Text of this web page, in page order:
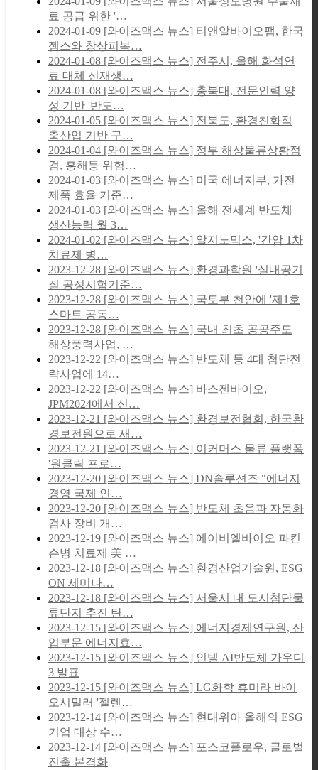
료 공급 위한 '…
2024-01-09 [와이즈맥스 뉴스] 티앤알바이오팹, 한국
젬스와 창상피복…
2024-01-08 [와이즈맥스 뉴스] 전주시, 올해 화석연
료 대체 신재생…
2024-01-08 [와이즈맥스 뉴스] 충북대, 전문인력 양
성 기반 '반도…
2024-01-05 [와이즈맥스 뉴스] 전북도, 환경친화적
축산업 기반 구…
2024-01-04 [와이즈맥스 뉴스] 정부 해상물류상황점
검, 홍해등 위험…
2024-01-03 [와이즈맥스 뉴스] 미국 에너지부, 가전
제품 효율 기준…
2024-01-03 [와이즈맥스 뉴스] 올해 전세계 반도체
생산능력 월 3…
2024-01-02 [와이즈맥스 뉴스] 알지노믹스, '간암 1차
치료제 병…
2023-12-28 [와이즈맥스 뉴스] 환경과학원 '실내공기
질 공정시험기준…
2023-12-28 [와이즈맥스 뉴스] 국토부 천안에 '제1호
스마트 공동…
2023-12-28 [와이즈맥스 뉴스] 국내 최초 공공주도
해상풍력사업, …
2023-12-22 [와이즈맥스 뉴스] 반도체 등 4대 첨단전
략사업에 14…
2023-12-22 [와이즈맥스 뉴스] 바스젠바이오,
JPM2024에서 신…
2023-12-21 [와이즈맥스 뉴스] 환경보전협회, 한국환
경보전원으로 새…
2023-12-21 [와이즈맥스 뉴스] 이커머스 물류 플랫폼
'원클릭 프로…
2023-12-20 [와이즈맥스 뉴스] DN솔루션즈 "에너지
경영 국제 인…
2023-12-20 [와이즈맥스 뉴스] 반도체 초음파 자동화
검사 장비 개…
2023-12-19 [와이즈맥스 뉴스] 에이비엘바이오 파킨
슨병 치료제 美 …
2023-12-18 [와이즈맥스 뉴스] 환경산업기술원, ESG
ON 세미나…
2023-12-18 [와이즈맥스 뉴스] 서울시 내 도시첨단물
류단지 추진 탄…
2023-12-15 [와이즈맥스 뉴스] 에너지경제연구원, 산
업부문 에너지효…
2023-12-15 [와이즈맥스 뉴스] 인텔 AI반도체 가우디
3 발표
2023-12-15 [와이즈맥스 뉴스] LG화학 휴미라 바이
오시밀러 '젤렌…
2023-12-14 [와이즈맥스 뉴스] 현대위아 올해의 ESG
기업 대상 수…
2023-12-14 [와이즈맥스 뉴스] 포스코플로우, 글로벌
진출 본격화